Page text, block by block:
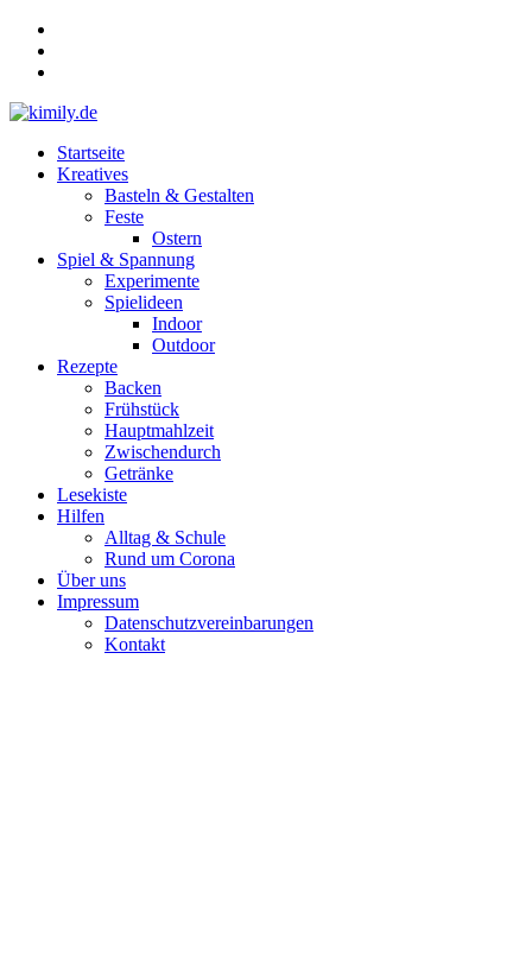
Zum
Inhalt
springen
kimily.de
faMILY
Menü
Startseite
Kreatives
Basteln & Gestalten
Feste
Ostern
Spiel & Spannung
Experimente
Spielideen
Indoor
Outdoor
Rezepte
Backen
Frühstück
Hauptmahlzeit
Zwischendurch
Getränke
Lesekiste
Hilfen
Alltag & Schule
Rund um Corona
Über uns
Impressum
Datenschutzvereinbarungen
Kontakt